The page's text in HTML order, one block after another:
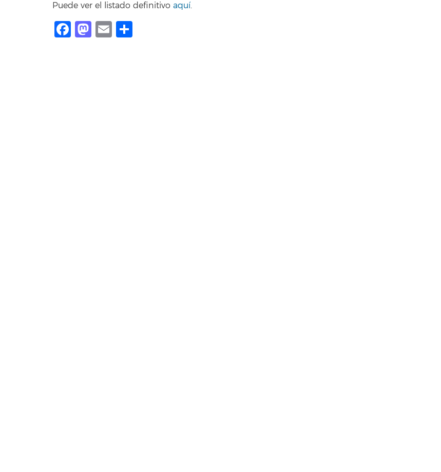
Puede ver el listado definitivo aquí.
Facebook
Mastodon
Email